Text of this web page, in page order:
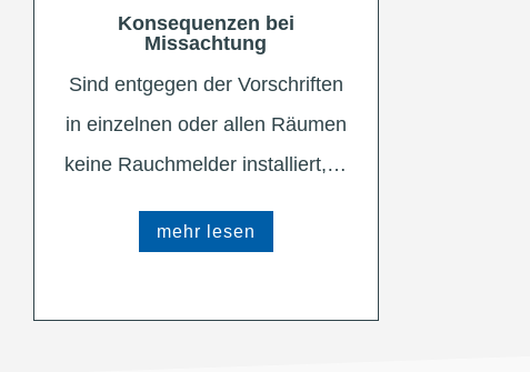
Konsequenzen bei
Missachtung
Sind entgegen der Vorschriften
in einzelnen oder allen Räumen
keine Rauchmelder installiert,…
mehr lesen